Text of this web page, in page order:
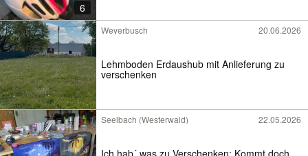
6
Weyerbusch 20.06.2026
Lehmboden Erdaushub mit Anlieferung zu
verschenken
Seelbach (Westerwald) 22.05.2026
Ich hab´ was zu Verschenken; Kommt doch